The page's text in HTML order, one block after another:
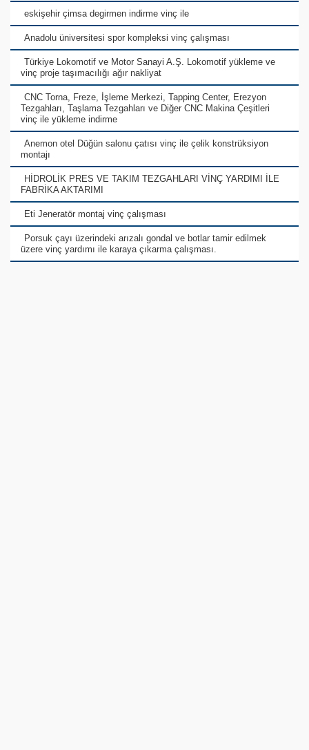
eskişehir çimsa degirmen indirme vinç ile
Anadolu üniversitesi spor kompleksi vinç çalışması
Türkiye Lokomotif ve Motor Sanayi A.Ş. Lokomotif yükleme ve
vinç proje taşımacılığı ağır nakliyat
CNC Torna, Freze, İşleme Merkezi, Tapping Center, Erezyon
Tezgahları, Taşlama Tezgahları ve Diğer CNC Makina Çeşitleri
vinç ile yükleme indirme
Anemon otel Düğün salonu çatısı vinç ile çelik konstrüksiyon
montajı
HİDROLİK PRES VE TAKIM TEZGAHLARI VİNÇ YARDIMI İLE
FABRİKA AKTARIMI
Eti Jeneratör montaj vinç çalışması
Porsuk çayı üzerindeki arızalı gondal ve botlar tamir edilmek
üzere vinç yardımı ile karaya çıkarma çalışması.